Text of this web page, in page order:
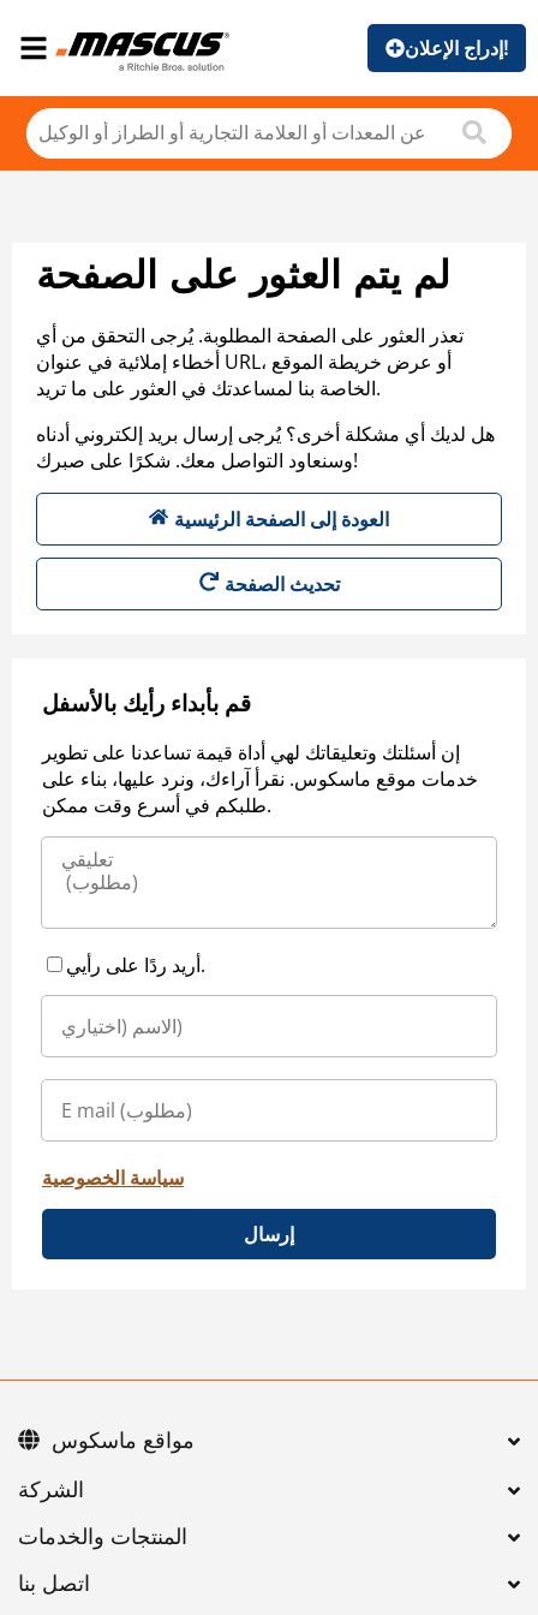
إدراج الإعلان!
لم يتم العثور على الصفحة
تعذر العثور على الصفحة المطلوبة. يُرجى التحقق من أي
أخطاء إملائية في عنوان URL، أو عرض خريطة الموقع
الخاصة بنا لمساعدتك في العثور على ما تريد.
هل لديك أي مشكلة أخرى؟ يُرجى إرسال بريد إلكتروني أدناه
وسنعاود التواصل معك. شكرًا على صبرك!
العودة إلى الصفحة الرئيسية
تحديث الصفحة
قم بأبداء رأيك بالأسفل
إن أسئلتك وتعليقاتك لهي أداة قيمة تساعدنا على تطوير
خدمات موقع ماسكوس. نقرأ آراءك، ونرد عليها، بناء على
طلبكم في أسرع وقت ممكن.
أريد ردًا على رأيي.
سياسة الخصوصية
إرسال
اتصل بنا
مواقع ماسكوس